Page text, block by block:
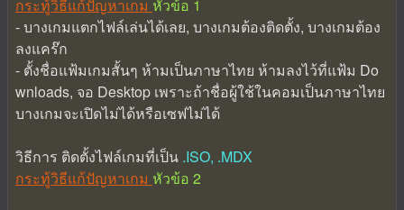
กระทู้วิธีแก้ปัญหาเกม หัวข้อ 1
- บางเกมแตกไฟล์เล่นได้เลย, บางเกมต้องติดตั้ง, บางเกมต้อง
ลงแคร๊ก
- ตั้งชื่อแฟ้มเกมสั้นๆ ห้ามเป็นภาษาไทย ห้ามลงไว้ที่แฟ้ม Do
wnloads, จอ Desktop เพราะถ้าชื่อผู้ใช้ในคอมเป็นภาษาไทย
บางเกมจะเปิดไม่ได้หรือเซฟไม่ได้
วิธีการ ติดตั้งไฟล์เกมที่เป็น .ISO, .MDX
กระทู้วิธีแก้ปัญหาเกม หัวข้อ 2